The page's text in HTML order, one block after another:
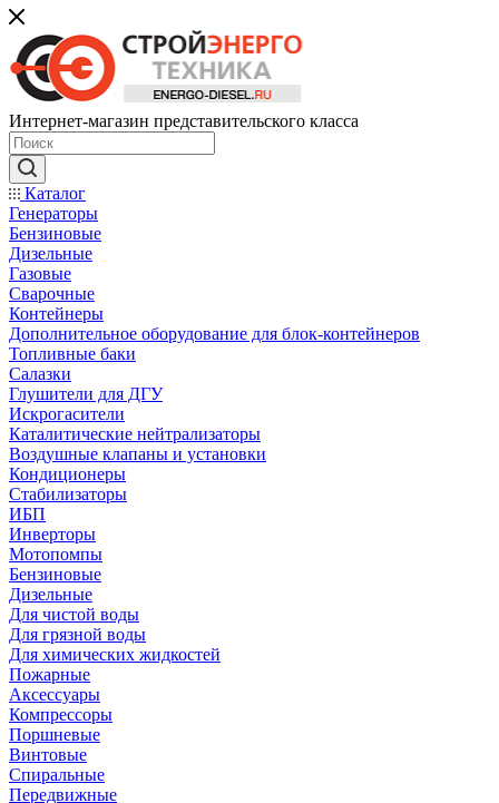
Интернет-магазин представительского класса
Каталог
Генераторы
Бензиновые
Дизельные
Газовые
Сварочные
Контейнеры
Дополнительное оборудование для блок-контейнеров
Топливные баки
Салазки
Глушители для ДГУ
Искрогасители
Каталитические нейтрализаторы
Воздушные клапаны и установки
Кондиционеры
Стабилизаторы
ИБП
Инверторы
Мотопомпы
Бензиновые
Дизельные
Для чистой воды
Для грязной воды
Для химических жидкостей
Пожарные
Аксессуары
Компрессоры
Поршневые
Винтовые
Спиральные
Передвижные